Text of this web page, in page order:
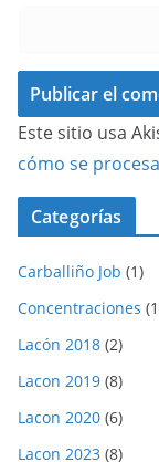
Este sitio usa
cómo se
Categorías
Carballiño Job (1)
Concentraciones
Lacón 2018 (2)
Lacon 2019 (8)
Lacon 2020 (6)
Lacon 2023 (8)